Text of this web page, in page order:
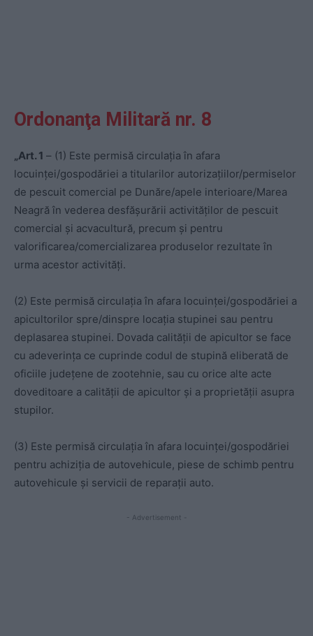
Ordonanţa Militară nr. 8
„Art. 1 – (1) Este permisă circulația în afara
locuinței/gospodăriei a titularilor autorizațiilor/permiselor
de pescuit comercial pe Dunăre/apele interioare/Marea
Neagră în vederea desfășurării activităților de pescuit
comercial și acvacultură, precum și pentru
valorificarea/comercializarea produselor rezultate în
urma acestor activități.
(2) Este permisă circulația în afara locuinței/gospodăriei a
apicultorilor spre/dinspre locația stupinei sau pentru
deplasarea stupinei. Dovada calității de apicultor se face
cu adeverința ce cuprinde codul de stupină eliberată de
oficiile județene de zootehnie, sau cu orice alte acte
doveditoare a calității de apicultor și a proprietății asupra
stupilor.
(3) Este permisă circulația în afara locuinței/gospodăriei
pentru achiziția de autovehicule, piese de schimb pentru
autovehicule și servicii de reparații auto.
- Advertisement -